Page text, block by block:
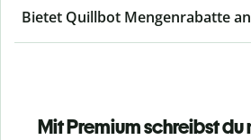
Bietet Quillbot Mengenrabatte
Mit Premium schreibst du